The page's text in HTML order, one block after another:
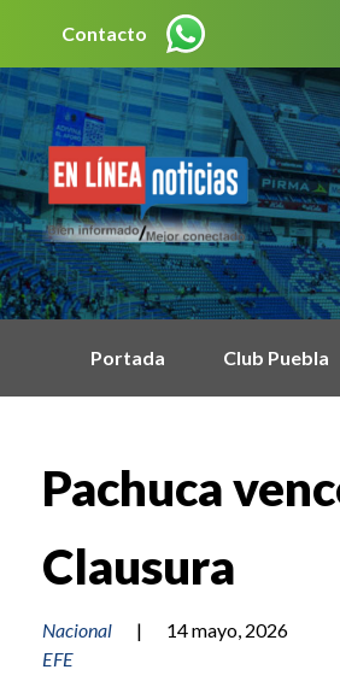
Contacto
Portada Club Puebla
Pachuca
Clausura
Nacional |
14 mayo, 2026
EFE